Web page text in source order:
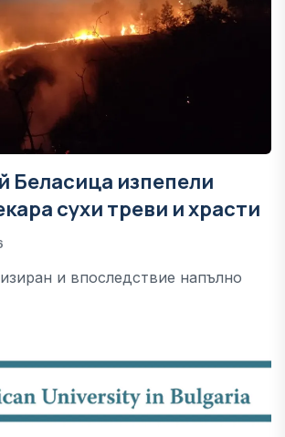
Беласица изпепели
сухи треви и храсти
и впоследствие напълно